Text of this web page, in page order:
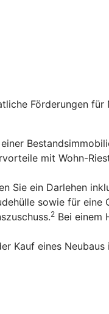
Förderungen
mit Wohn-
Sie ein Darlehen
sowie für
2 Bei einem
Kauf eines